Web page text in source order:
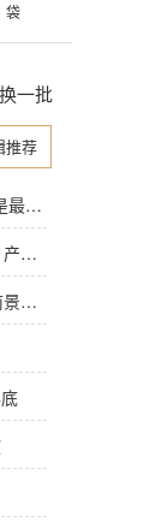
袋
换一批
推荐
欧洲咖啡报告：消费全球1/4咖啡，德国是最大进口国，意大利在烘焙咖啡生产中领先
1月至7月越南咖啡出口同比增长超20%，产量也将是过去四年来最高
咖啡期货价格：7月经历大幅波动，8月前景依旧不明朗